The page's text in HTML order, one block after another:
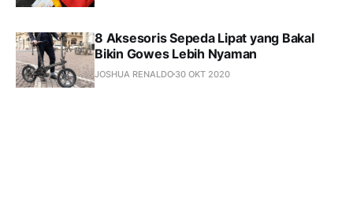
8 Aksesoris Sepeda Lipat yang Bakal
Bikin Gowes Lebih Nyaman
JOSHUA RENALDO 30 OKT 2020